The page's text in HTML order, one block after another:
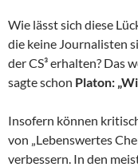
Wie lässt sich diese
die keine Journalisten
der CS³ erhalten? Das
sagte schon Platon:
Insofern können
von „Lebenswertes
verbessern. In den